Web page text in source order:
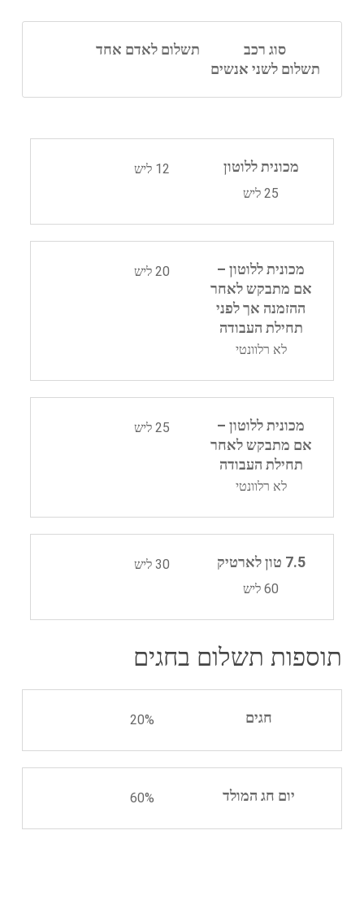
סוג רכב
תשלום לאדם אחד
תשלום לשני אנשים
מכונית ללוטון
12 ליש
25 ליש
מכונית ללוטון –
אם מתבקש לאחר
ההזמנה אך לפני
תחילת העבודה
20 ליש
לא רלוונטי
מכונית ללוטון –
אם מתבקש לאחר
תחילת העבודה
25 ליש
לא רלוונטי
7.5 טון לארטיק
30 ליש
60 ליש
תוספות תשלום בחגים
חגים 20%
יום חג המולד 60%